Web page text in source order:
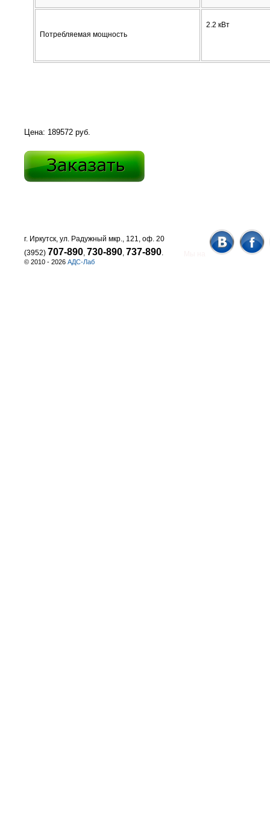
Потребляемая мощность
2.2 кВт
Цена: 189572 руб.
© 2010 - 2026 АДС-Лаб
г. Иркутск, ул. Радужный мкр., 121, оф. 20
(3952) 707-890, 730-890, 737-890.